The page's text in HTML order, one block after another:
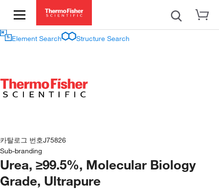
Element Search Structure Search
카탈로그 번호J75826
Sub-branding
Urea, ≥99.5%, Molecular Biology
Grade, Ultrapure